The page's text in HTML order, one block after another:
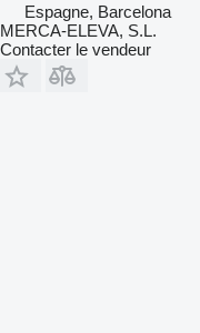
Espagne, Barcelona
MERCA-ELEVA, S.L.
Contacter le vendeur